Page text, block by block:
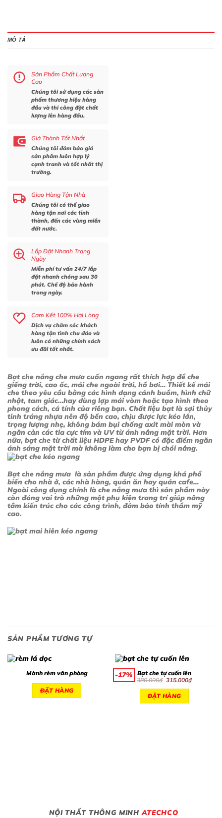
MÔ TẢ
Bạt che nắng che mưa cuốn ngang rất thích hợp để che
giếng trời, cao ốc, mái che ngoài trời, hồ bơi… Thiết kếmái
che theo yêu cầu bằng các hình dạng cánh buồm, hình chữ
nhật, tam giác…hay dùng lợp mái vòm hoặc tạo hình theo
phong cách, cá tính của riêng bạn. Chất liệu bạt là sợi thủy
tinh tráng nhựa nên độ bền cao, chịu được lực kéo lớn,
trọng lượng nhẹ, không bám bụi chống axit mài mòn và
ngăn cản các tia cực tím và UV từ ánh nắng mặt trời. Hơn
nữa, bạt che từ chất liệu HDPE hay PVDF có đặc điểm ngăn
ánh sáng mặt trời mà không làm cho bạn bị chói nắng.
Bạt che nắng mưa là sản phẩm được ứng dụng khá phổ
biến cho nhà ở, các nhà hàng, quán ăn hay quán cafe…
Ngoài công dụng chính là che nắng mưa thì sản phẩm này
còn đóng vai trò những một phụ kiện trang trí giúp nâng
tầm kiến trúc cho các công trình, đảm bảo tính thẩm mỹ
cao.
Sản Phẩm Chất Lượng
Cao
Chúng tôi sử dụng các sản
phẩm thương hiệu hàng
đầu và thi công đặt chất
lượng lên hàng đầu.
Giá Thành Tốt Nhất
Chúng tôi đảm bảo giá
sản phẩm luôn hợp lý
cạnh tranh và tốt nhất thị
trường.
Giao Hàng Tận Nhà
Chúng tôi có thể giao
hàng tận nơi các tỉnh
thành, đến các vùng miền
đất nước.
Lắp Đặt Nhanh Trong
Ngày
Miễn phí tư vấn 24/7 lắp
đặt nhanh chóng sau 30
phút. Chế độ bảo hành
trong ngày.
Cam Kết 100% Hài Lòng
Dịch vụ chăm sóc khách
hàng tận tình chu đáo và
luôn có những chính sách
ưu đãi tốt nhất.
SẢN PHẨM TƯƠNG TỰ
Mành rèm văn phòng
ĐẶT HÀNG
-17%
Bạt che tự cuốn lên
380.000₫ Giá
là:
380.000₫.
315.000₫Giá
hiện
ĐẶT HÀNG
NỘI THẤT THÔNG MINHATECHCO